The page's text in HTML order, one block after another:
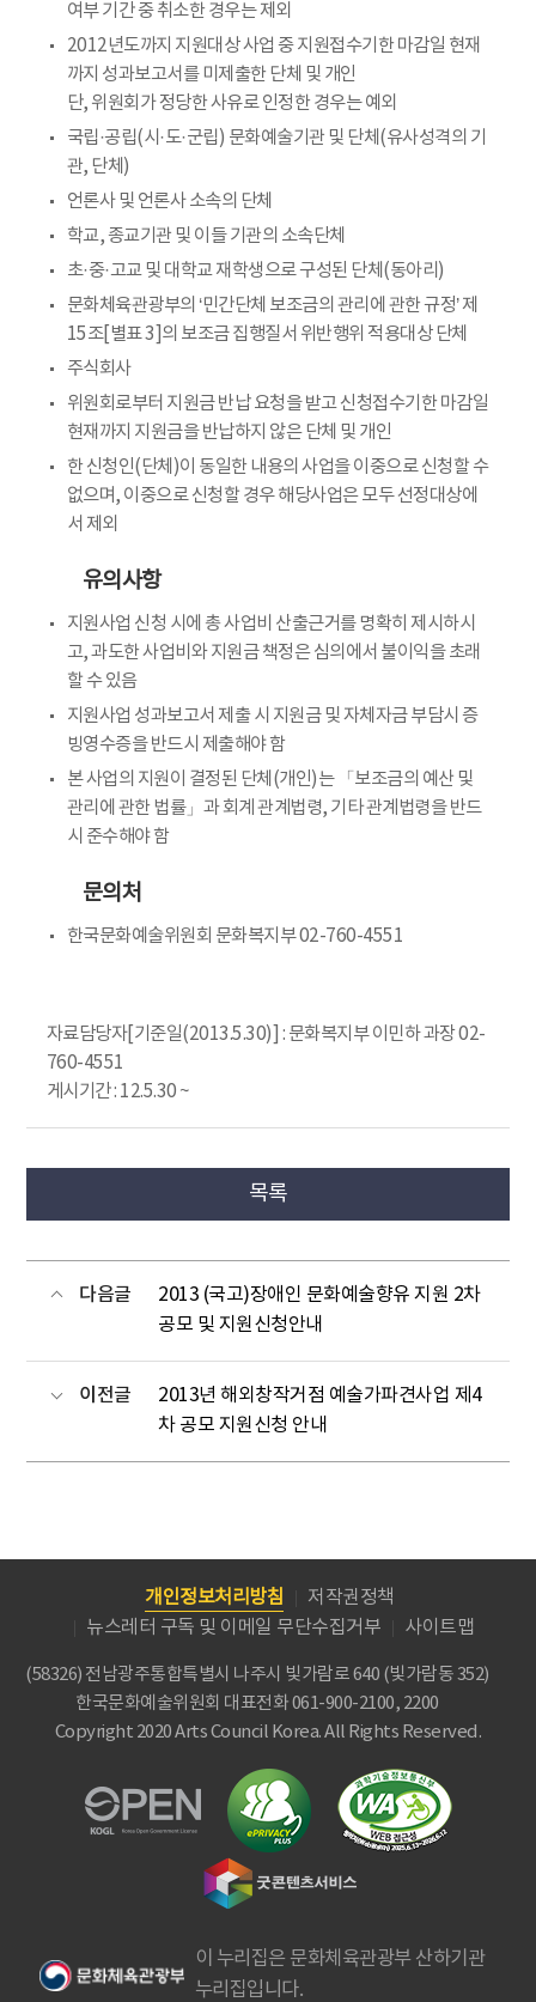
여부 기간 중 취소한 경우는 제외
2012년도까지 지원대상 사업 중 지원접수기한 마감일 현재
까지 성과보고서를 미제출한 단체 및 개인
단, 위원회가 정당한 사유로 인정한 경우는 예외
국립·공립(시·도·군립) 문화예술기관 및 단체(유사성격의 기
관, 단체)
언론사 및 언론사 소속의 단체
학교, 종교기관 및 이들 기관의 소속단체
초·중·고교 및 대학교 재학생으로 구성된 단체(동아리)
문화체육관광부의 ‘민간단체 보조금의 관리에 관한 규정’ 제
15조[별표 3]의 보조금 집행질서 위반행위 적용대상 단체
주식회사
위원회로부터 지원금 반납 요청을 받고 신청접수기한 마감일
현재까지 지원금을 반납하지 않은 단체 및 개인
한 신청인(단체)이 동일한 내용의 사업을 이중으로 신청할 수
없으며, 이중으로 신청할 경우 해당사업은 모두 선정대상에
서 제외
유의사항
지원사업 신청 시에 총 사업비 산출근거를 명확히 제시하시
고, 과도한 사업비와 지원금 책정은 심의에서 불이익을 초래
할 수 있음
지원사업 성과보고서 제출 시 지원금 및 자체자금 부담시 증
빙영수증을 반드시 제출해야 함
본 사업의 지원이 결정된 단체(개인)는 「보조금의 예산 및
관리에 관한 법률」과 회계 관계법령, 기타 관계법령을 반드
시 준수해야 함
문의처
한국문화예술위원회 문화복지부 02-760-4551
자료담당자[기준일(2013.5.30)] : 문화복지부 이민하 과장 02-
760-4551
게시기간 : 12.5.30 ~
목록
다음글
2013 (국고)장애인 문화예술향유 지원 2차
공모 및 지원신청안내
이전글
2013년 해외창작거점 예술가파견사업 제4
차 공모 지원신청 안내
개인정보처리방침
저작권정책
뉴스레터 구독 및 이메일 무단수집거부
사이트맵
(58326) 전남광주통합특별시 나주시 빛가람로 640 (빛가람동 352)
한국문화예술위원회 대표전화 061-900-2100, 2200
Copyright 2020 Arts Council Korea. All Rights Reserved.
이 누리집은 문화체육관광부 산하기관
누리집입니다.